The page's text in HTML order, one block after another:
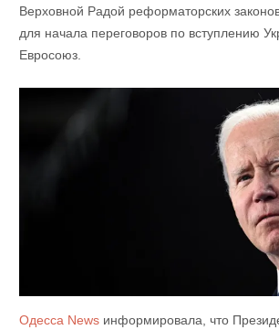
Верховной Радой реформаторских
для начала переговоров по вступлению
Евросоюз.
Одесса Newsинформировала, что